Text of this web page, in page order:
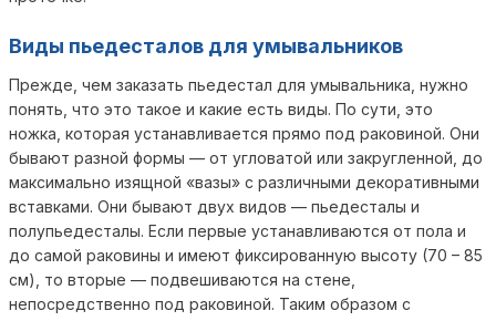
Виды пьедесталов для умывальников
Прежде, чем заказать пьедестал для умывальника, нужно
понять, что это такое и какие есть виды. По сути, это
ножка, которая устанавливается прямо под раковиной. Они
бывают разной формы — от угловатой или закругленной, до
максимально изящной «вазы» с различными декоративными
вставками. Они бывают двух видов — пьедесталы и
полупьедесталы. Если первые устанавливаются от пола и
до самой раковины и имеют фиксированную высоту (70 – 85
см), то вторые — подвешиваются на стене,
непосредственно под раковиной. Таким образом с